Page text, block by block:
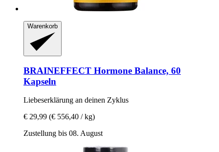
Warenkorb
BRAINEFFECT Hormone Balance, 60
Kapseln
Liebeserklärung an deinen Zyklus
€ 29,99 (€ 556,40 / kg)
Zustellung bis 08. August